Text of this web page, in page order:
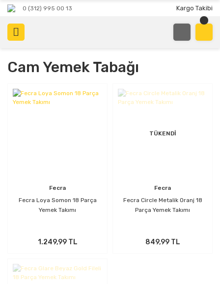
0 (312) 995 00 13 Kargo Takibi
Cam Yemek Tabağı
Fecra
Fecra Loya Somon 18 Parça
Yemek Takımı
1.249,99 TL
TÜKENDİ
Fecra
Fecra Circle Metalik Oranj 18
Parça Yemek Takımı
849,99 TL